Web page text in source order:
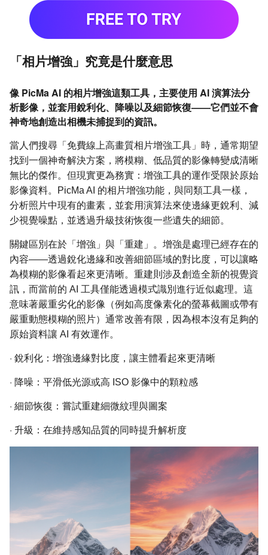
「相片增強」究竟是什麼意思
像 PicMa AI 的相片增強這類工具，主要使用 AI 演算法分
析影像，並套用銳利化、降噪以及細節恢復——它們並不會
神奇地創造出相機未捕捉到的資訊。
當人們搜尋「免費線上高畫質相片增強工具」時，通常期望
找到一個神奇解決方案，將模糊、低品質的影像轉變成清晰
無比的傑作。但現實更為務實：增強工具的運作受限於原始
影像資料。PicMa AI 的相片增強功能，與同類工具一樣，
分析照片中現有的畫素，並套用演算法來使邊緣更銳利、減
少視覺噪點，並透過升級技術恢復一些遺失的細節。
關鍵區別在於「增強」與「重建」。增強是處理已經存在的
內容——透過銳化邊緣和改善細節區域的對比度，可以讓略
為模糊的影像看起來更清晰。重建則涉及創造全新的視覺資
訊，而當前的 AI 工具僅能透過模式識別進行近似處理。這
意味著嚴重劣化的影像（例如高度像素化的螢幕截圖或帶有
嚴重動態模糊的照片）通常改善有限，因為根本沒有足夠的
原始資料讓 AI 有效運作。
· 銳利化：增強邊緣對比度，讓主體看起來更清晰
· 降噪：平滑低光源或高 ISO 影像中的顆粒感
· 細節恢復：嘗試重建細微紋理與圖案
· 升級：在維持感知品質的同時提升解析度